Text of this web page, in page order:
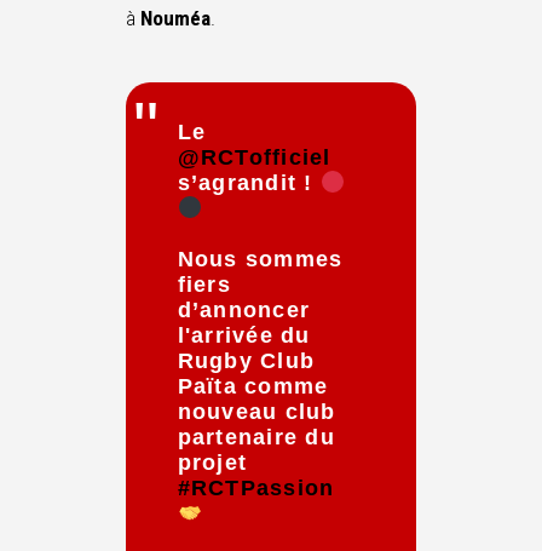
à Nouméa.
Le
@RCTofficiel
s’agrandit !
Nous sommes
fiers
d’annoncer
l'arrivée du
Rugby Club
Païta comme
nouveau club
partenaire du
projet
#RCTPassion